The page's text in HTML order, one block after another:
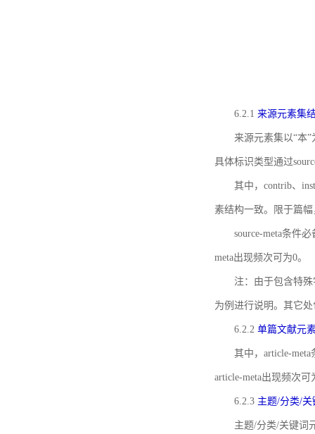
6.2.1 来源元素集
来源元素集以“本
具体标识类型通过
其中，contrib、
素结构一致。限于篇
source-meta条件
meta出现频次可为0。
注：由于包含特殊
为例进行说明。其它
6.2.2 单篇文献元
其中，article-
article-meta出现频次可
6.2.3 主题/分类/
主题/分类/关键词